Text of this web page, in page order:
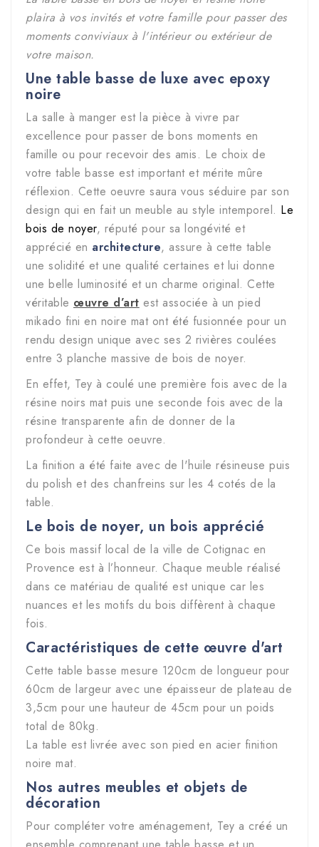
plaira à vos invités et votre famille pour passer des
moments conviviaux à l'intérieur ou extérieur de
votre maison.
Une table basse de luxe avec epoxy
noire
La salle à manger est la pièce à vivre par
excellence pour passer de bons moments en
famille ou pour recevoir des amis. Le choix de
votre table basse est important et mérite mûre
réflexion. Cette oeuvre saura vous séduire par son
design qui en fait un meuble au style intemporel. Le
bois de noyer, réputé pour sa longévité et
apprécié en architecture, assure à cette table
une solidité et une qualité certaines et lui donne
une belle luminosité et un charme original. Cette
véritable œuvre d’art est associée à un pied
mikado fini en noire mat ont été fusionnée pour un
rendu design unique avec ses 2 rivières coulées
entre 3 planche massive de bois de noyer.
En effet, Tey à coulé une première fois avec de la
résine noirs mat puis une seconde fois avec de la
résine transparente afin de donner de la
profondeur à cette oeuvre.
La finition a été faite avec de l'huile résineuse puis
du polish et des chanfreins sur les 4 cotés de la
table.
Le bois de noyer, un bois apprécié
Ce bois massif local de la ville de Cotignac en
Provence est à l’honneur. Chaque meuble réalisé
dans ce matériau de qualité est unique car les
nuances et les motifs du bois diffèrent à chaque
fois.
Caractéristiques de cette œuvre d'art
Cette table basse mesure 120cm de longueur pour
60cm de largeur avec une épaisseur de plateau de
3,5cm pour une hauteur de 45cm pour un poids
total de 80kg.
La table est livrée avec son pied en acier finition
noire mat.
Nos autres meubles et objets de
décoration
Pour compléter votre aménagement, Tey a créé un